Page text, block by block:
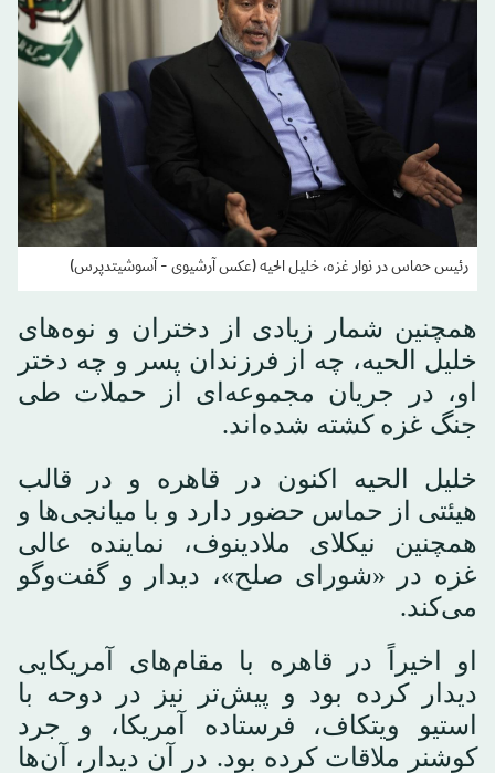
رئیس حماس در نوار غزه، خلیل الحیه (عکس آرشیوی - آسوشیتدپرس)
همچنین شمار زیادی از دختران و نوه‌های
خلیل الحیه، چه از فرزندان پسر و چه دختر
او، در جریان مجموعه‌ای از حملات طی
جنگ غزه کشته شده‌اند.
خلیل الحیه اکنون در قاهره و در قالب
هیئتی از حماس حضور دارد و با میانجی‌ها و
همچنین نیکلای ملادینوف، نماینده عالی
غزه در «شورای صلح»، دیدار و گفت‌وگو
می‌کند.
او اخیراً در قاهره با مقام‌های آمریکایی
دیدار کرده بود و پیش‌تر نیز در دوحه با
استیو ویتکاف، فرستاده آمریکا، و جرد
کوشنر ملاقات کرده بود. در آن دیدار، آن‌ها